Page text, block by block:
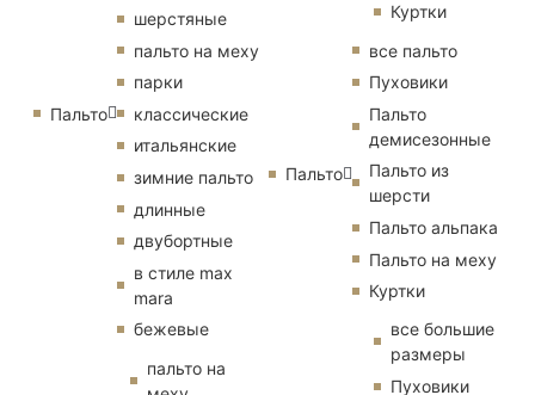
Пальто
шерстяные
пальто на меху
парки
классические
итальянские
зимние пальто
длинные
двубортные
в стиле max
mara
бежевые
пальто на
Куртки
Пальто
все пальто
Пуховики
Пальто
демисезонные
Пальто из
шерсти
Пальто альпака
Пальто на меху
Куртки
все большие
размеры
Пуховики